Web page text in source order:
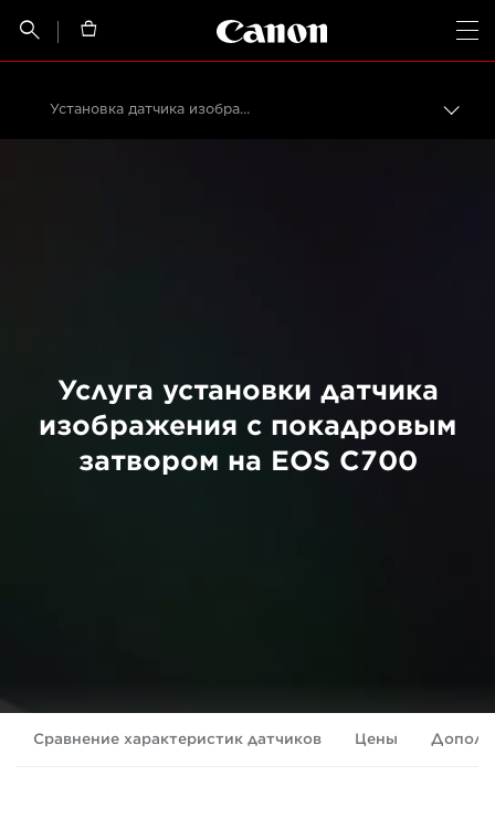
 
Canon Logo, back
Установка датчика изображения CMOS с кадровым затвором на EOS C700
Услуга установки датчика
изображения с покадровым
затвором на EOS C700
Сравнение характеристик датчиков Цены